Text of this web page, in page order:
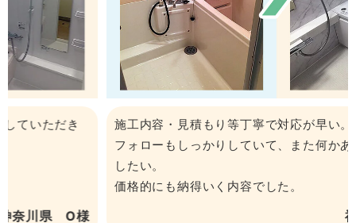
施工内容・見積もり等丁寧で対応が早い。
フォローもしっかりしていて、また何かあったらお願い
価格的にも納得いく内容でした。